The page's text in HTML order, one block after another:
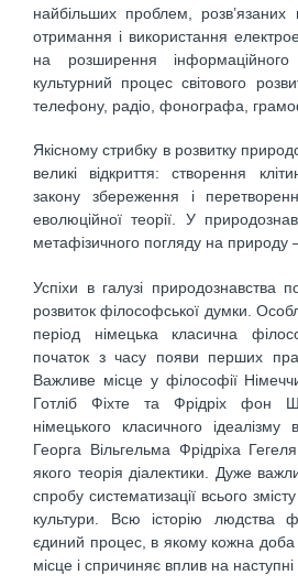
найбільших проблем,
отримання і використання
на розширення
культурний процес світового
телефону, радіо, фонографа,
Якісному стрибку в розвитку
великі відкриття: створення
закону збереження і
еволюційної теорії. У
метафізичного погляду на природу
Успіхи в галузі природознавства
розвиток філософської думки.
період німецька класична
початок з часу появи перших
Важливе місце у філософії
Готліб Фіхте та Фрідріх фон
німецького класичного ідеалізму
Георга Вільгельма Фрідріха
якого теорія діалектики. Дуже
спробу систематизації всього
культури. Всю історію людства
єдиний процес, в якому кожна
місце і спричиняє вплив на наступні